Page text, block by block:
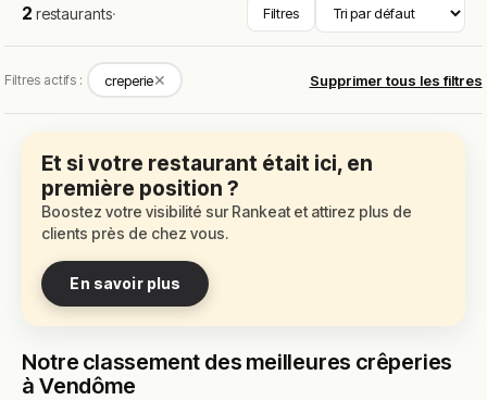
2 restaurants· Filtres
Filtres actifs : creperie✕ Supprimer tous les filtres
Et si votre restaurant était ici, en
première position ?
Boostez votre visibilité sur Rankeat et attirez plus de
clients près de chez vous.
En savoir plus
Notre classement des meilleures crêperies
à Vendôme